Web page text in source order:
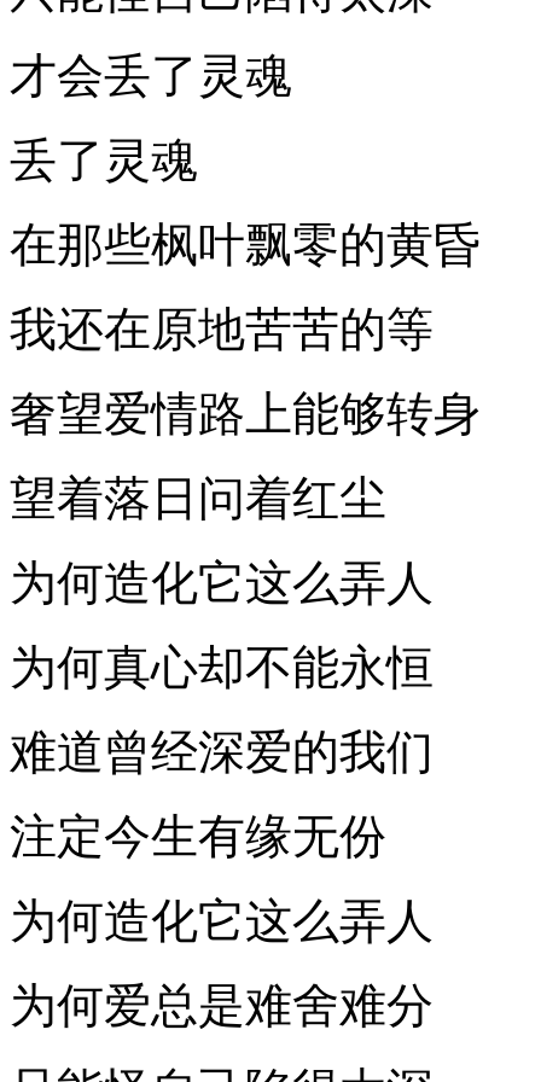
才会丢了灵魂
丢了灵魂
在那些枫叶飘零的黄昏
我还在原地苦苦的等
奢望爱情路上能够转身
望着落日问着红尘
为何造化它这么弄人
为何真心却不能永恒
难道曾经深爱的我们
注定今生有缘无份
为何造化它这么弄人
为何爱总是难舍难分